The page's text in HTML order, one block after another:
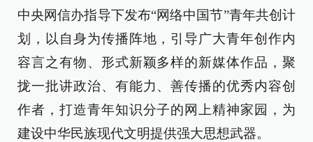
中央网信办指导下发布“网络中国节”青年共创计
划，以自身为传播阵地，引导广大青年创作内
容言之有物、形式新颖多样的新媒体作品，聚
拢一批讲政治、有能力、善传播的优秀内容创
作者，打造青年知识分子的网上精神家园，为
建设中华民族现代文明提供强大思想武器。